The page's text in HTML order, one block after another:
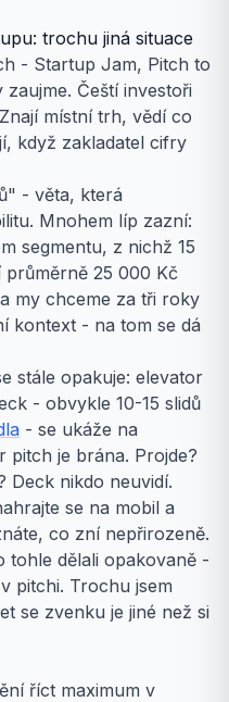
trochu jiná situace
- Startup Jam, Pitch to
Čeští investoři
místní trh, vědí co
když zakladatel cifry
- věta, která
Mnohem líp zazní:
segmentu, z nichž 15
25 000 Kč
my chceme za tři roky
kontext - na tom se dá
stále opakuje: elevator
- obvykle 10-15 slidů
- se ukáže na
pitch je brána. Projde?
Deck nikdo neuvidí.
se na mobil a
co zní nepřirozeně.
tohle dělali opakovaně -
pitchi. Trochu jsem
se zvenku je jiné než si
říct maximum v